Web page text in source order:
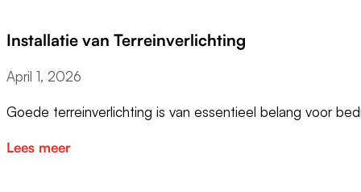
Installatie van Terreinverlichting
April 1, 2026
Goede terreinverlichting is van essentieel belang voor
Lees meer